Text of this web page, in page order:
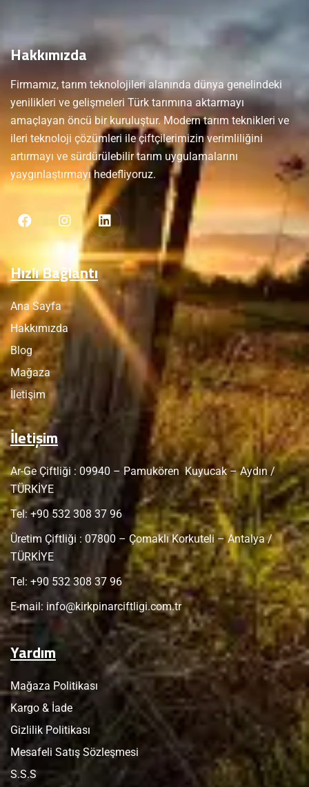
Hakkımızda
Firmamız, tarım teknolojileri alanında dünya genelindeki
yenilikleri ve gelişmeleri Türk tarımına aktarmayı
amaçlayan öncü bir kuruluştur. Modern tarım teknikleri ve
ileri teknoloji çözümleri ile çiftçilerimizin verimliliğini
artırmayı ve sürdürülebilir tarım uygulamalarını
yaygınlaştırmayı hedefliyoruz.
Hızlı Bağlantı
Ana Sayfa
Hakkımızda
Blog
Mağaza
İletişim
İletişim
Ar-Ge Çiftliği : 09940 – Pamukören Kuyucak – Aydın /
TÜRKİYE
Tel: +90 532 308 37 96
Üretim Çiftliği : 07800 – Çomaklı Korkuteli – Antalya /
TÜRKİYE
Tel: +90 532 308 37 96
E-mail: info@kirkpinarciftligi.com.tr
Yardım
Mağaza Politikası
Kargo & İade
Gizlilik Politikası
Mesafeli Satış Sözleşmesi
S.S.S